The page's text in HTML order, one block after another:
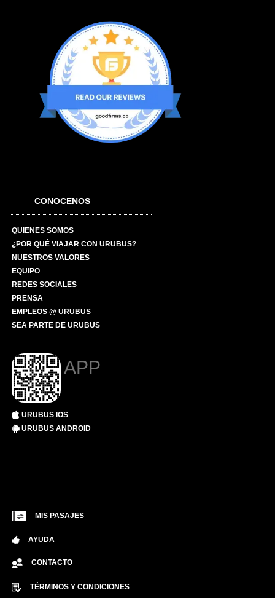
CONOCENOS
QUIENES SOMOS
¿POR QUÉ VIAJAR CON URUBUS?
NUESTROS VALORES
EQUIPO
REDES SOCIALES
PRENSA
EMPLEOS @ URUBUS
SEA PARTE DE URUBUS
APP
URUBUS IOS
URUBUS ANDROID
MIS PASAJES
AYUDA
CONTACTO
TÉRMINOS Y CONDICIONES